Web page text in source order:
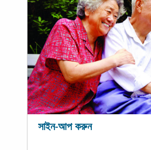
সাইন-আপ করুন